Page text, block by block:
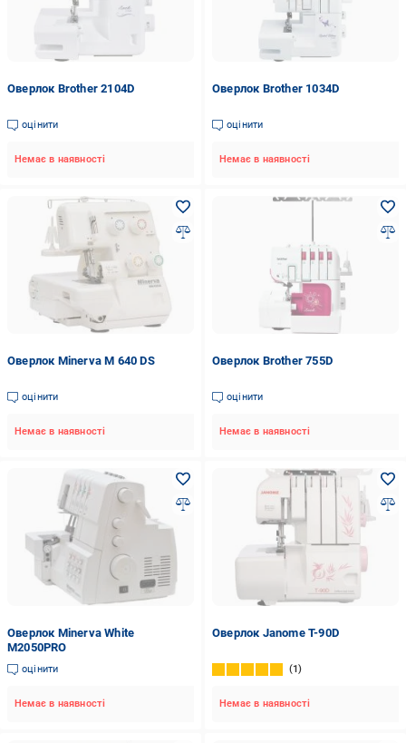
Оверлок Brother 2104D
оцінити
Немає в наявності
Оверлок Brother 1034D
оцінити
Немає в наявності
Оверлок Minerva M 640 DS
оцінити
Немає в наявності
Оверлок Brother 755D
оцінити
Немає в наявності
Оверлок Minerva White
M2050PRO
оцінити
Немає в наявності
Оверлок Janome T-90D
1
Немає в наявності